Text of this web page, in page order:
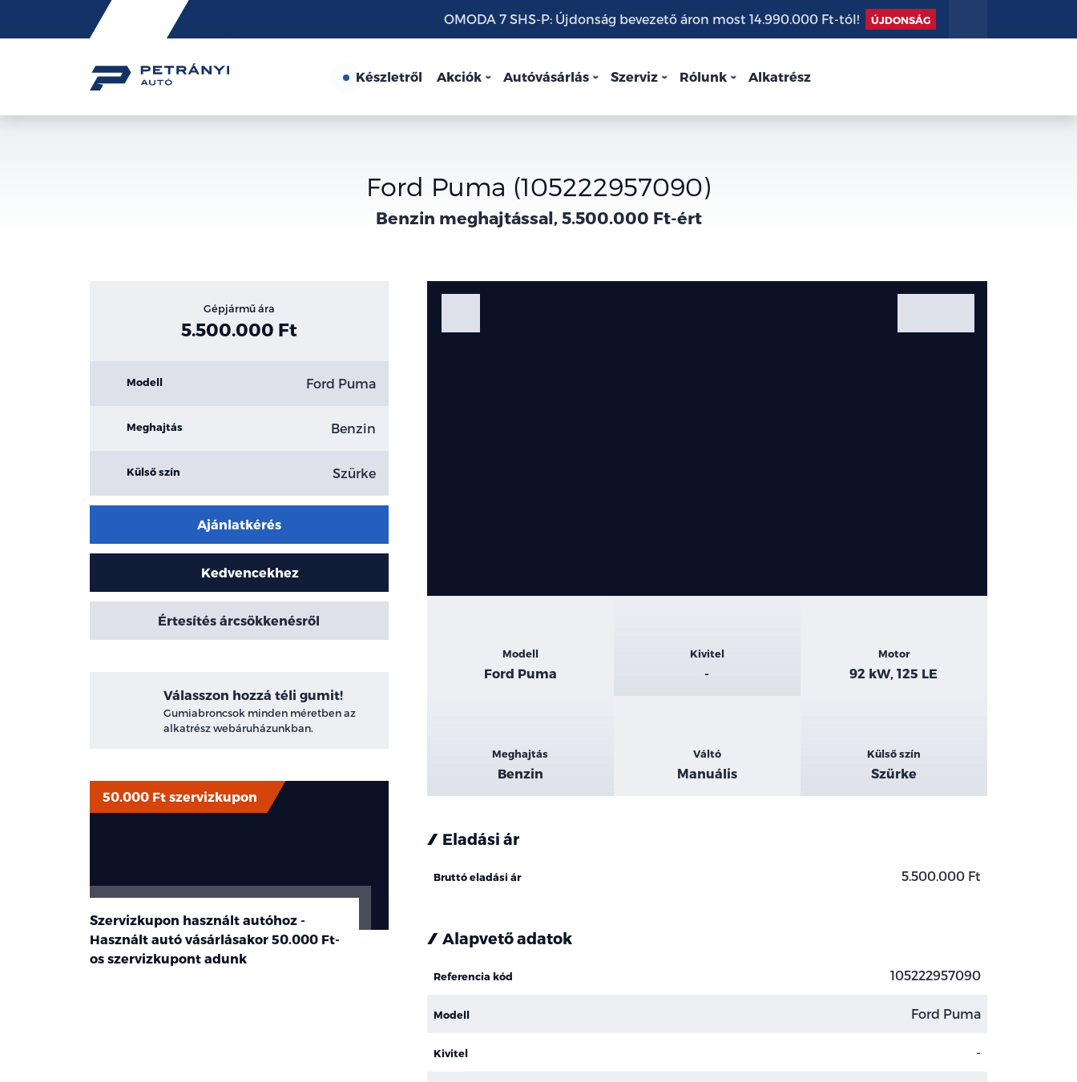
Friss
hírek
OMODA 7 SHS-P: Újdonság bevezető áron most 14.990.000 Ft-tól! ÚJDONSÁG
Készletről Akciók Autóvásárlás Szerviz Rólunk Alkatrész
Ford Puma (105222957090)
Benzin meghajtással, 5.500.000 Ft-ért
Gépjármű ára
5.500.000 Ft
Modell Ford Puma
Meghajtás Benzin
Külső szín Szürke
Ajánlatkérés
Kedvencekhez
Értesítés árcsökkenésről
Válasszon hozzá téli gumit!
Gumiabroncsok minden méretben az
alkatrész webáruházunkban.
Szervizkupon használt autóhoz -
Használt autó vásárlásakor 50.000 Ft-
os szervizkupont adunk
50.000 Ft szervizkupon
Galéria
Kiemelt
adatok
Modell
Ford Puma
Kivitel
-
Motor
92 kW, 125 LE
Meghajtás
Benzin
Váltó
Manuális
Külső szín
Szürke
Eladási ár
Bruttó eladási ár 5.500.000 Ft
Alapvető adatok
Referencia kód 105222957090
Modell Ford Puma
Kivitel -